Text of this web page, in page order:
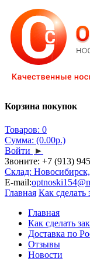
Корзина покупок
Товаров: 0
Сумма: (0.00р.)
Войти ►
Звоните: +7 (913)
Склад:
E-mail:
Главная Как сделать
Главная
Как сделать
Доставка по
Отзывы
Новости